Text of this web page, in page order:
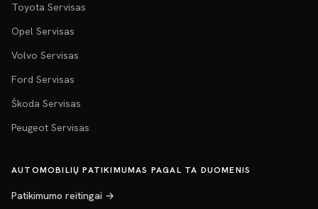
Toyota Servisas
Opel Servisas
Volvo Servisas
Ford Servisas
Škoda Servisas
Peugeot Servisas
AUTOMOBILIŲ PATIKIMUMAS PAGAL TA DUOMENIS
Patikimumo reitingai →